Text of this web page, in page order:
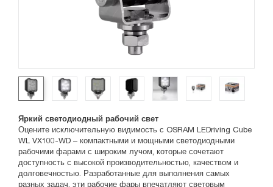
Яркий светодиодный рабочий свет
Оцените исключительную видимость с OSRAM LEDriving Cube
WL VX100-WD – компактными и мощными светодиодными
рабочими фарами с широким лучом, которые сочетают
доступность с высокой производительностью, качеством и
долговечностью. Разработанные для выполнения самых
разных задач, эти рабочие фары впечатляют световым